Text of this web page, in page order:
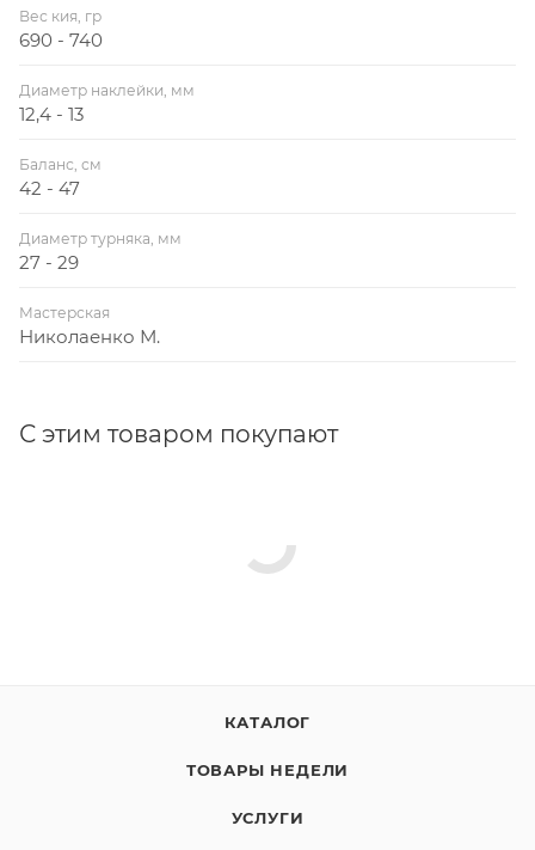
Вес кия, гр
690 - 740
Диаметр наклейки, мм
12,4 - 13
Баланс, см
42 - 47
Диаметр турняка, мм
27 - 29
Мастерская
Николаенко М.
С этим товаром покупают
КАТАЛОГ
ТОВАРЫ НЕДЕЛИ
УСЛУГИ